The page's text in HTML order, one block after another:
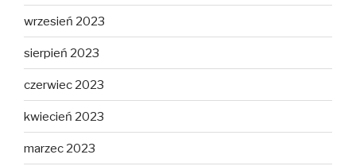
wrzesień 2023
sierpień 2023
czerwiec 2023
kwiecień 2023
marzec 2023